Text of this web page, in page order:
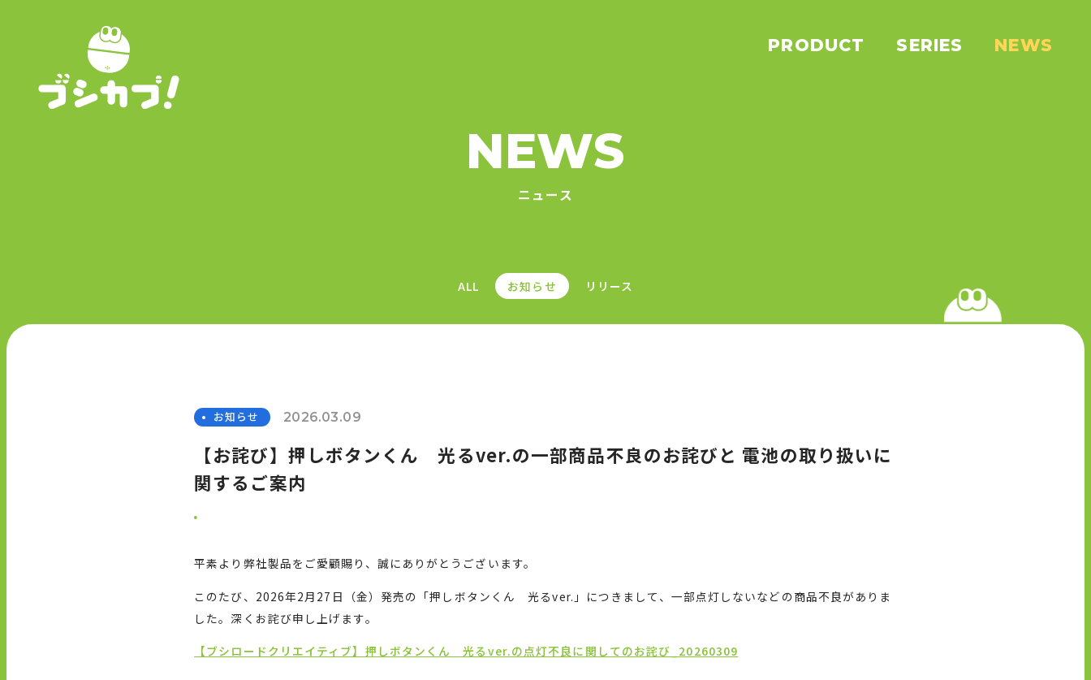
PRODUCT SERIES NEWS
NEWS
ニュース
ALL お知らせ リリース
お知らせ 2026.03.09
【お詫び】押しボタンくん 光るver.の一部商品不良のお詫びと 電池の取り扱いに
関するご案内
平素より弊社製品をご愛顧賜り、誠にありがとうございます。
このたび、 2026年2月 27 日（金）発売の「押しボタンくん 光るver. 」につきまして、一部点灯しないなどの商品不良がありま
した。深くお詫び申し上げます。
【ブシロードクリエイティブ】押しボタンくん 光るver.の点灯不良に関してのお詫び_20260309